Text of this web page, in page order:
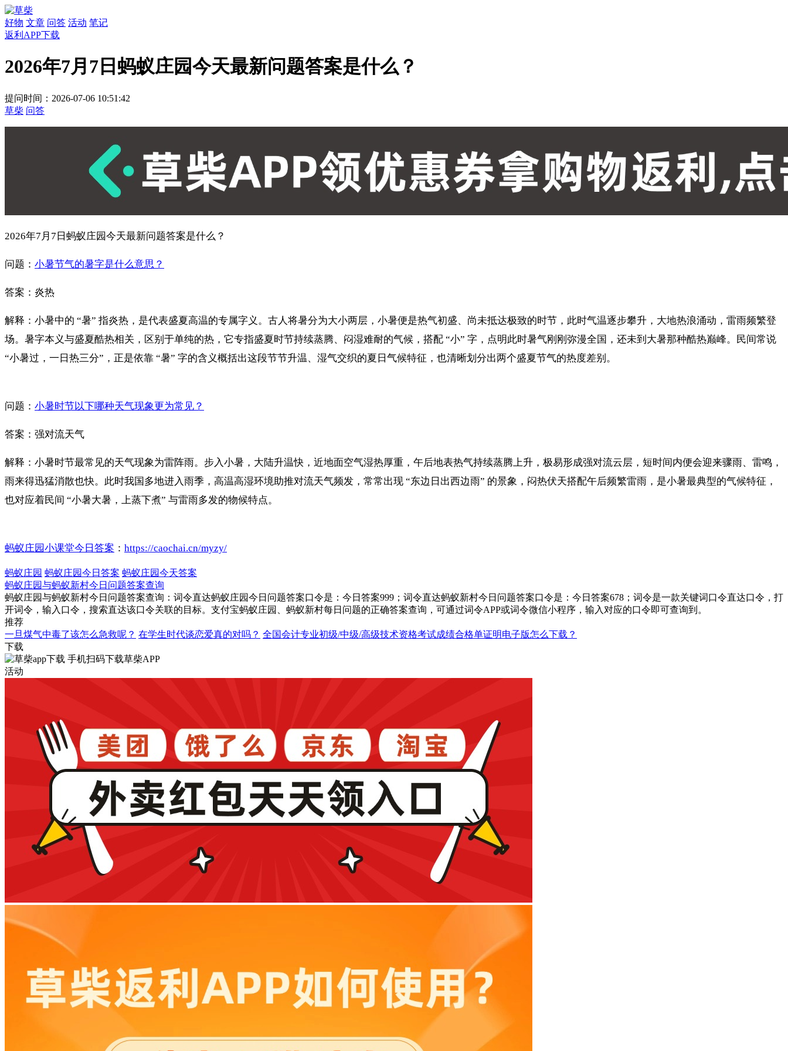
好物 文章 问答 活动 笔记
返利APP下载
2026年7月7日蚂蚁庄园今天最新问题答案是什么？
提问时间：2026-07-06 10:51:42
草柴 问答
2026年7月7日蚂蚁庄园今天最新问题答案是什么？
问题： 小暑节气的暑字是什么意思？
答案：炎热
解释：小暑中的 “暑” 指炎热，是代表盛夏高温的专属字义。古人将暑分为大小两层，小暑便是热气初盛、尚未抵达极致的时节，此时气温逐步攀升，大地热浪涌动，雷雨频繁登
场。暑字本义与盛夏酷热相关，区别于单纯的热，它专指盛夏时节持续蒸腾、闷湿难耐的气候，搭配 “小” 字，点明此时暑气刚刚弥漫全国，还未到大暑那种酷热巅峰。民间常说
“小暑过，一日热三分”，正是依靠 “暑” 字的含义概括出这段节节升温、湿气交织的夏日气候特征，也清晰划分出两个盛夏节气的热度差别。
问题： 小暑时节以下哪种天气现象更为常见？
答案：强对流天气
解释：小暑时节最常见的天气现象为雷阵雨。步入小暑，大陆升温快，近地面空气湿热厚重，午后地表热气持续蒸腾上升，极易形成强对流云层，短时间内便会迎来骤雨、雷鸣，
雨来得迅猛消散也快。此时我国多地进入雨季，高温高湿环境助推对流天气频发，常常出现 “东边日出西边雨” 的景象，闷热伏天搭配午后频繁雷雨，是小暑最典型的气候特征，
也对应着民间 “小暑大暑，上蒸下煮” 与雷雨多发的物候特点。
蚂蚁庄园小课堂今日答案 ： https://caochai.cn/myzy/
蚂蚁庄园 蚂蚁庄园今日答案 蚂蚁庄园今天答案
蚂蚁庄园与蚂蚁新村今日问题答案查询
蚂蚁庄园与蚂蚁新村今日问题答案查询：词令直达蚂蚁庄园今日问题答案口令是：今日答案999；词令直达蚂蚁新村今日问题答案口令是：今日答案678；词令是一款关键词口令直达口令，打
开词令，输入口令，搜索直达该口令关联的目标。支付宝蚂蚁庄园、蚂蚁新村每日问题的正确答案查询，可通过词令APP或词令微信小程序，输入对应的口令即可查询到。
推荐
一旦煤气中毒了该怎么急救呢？ 在学生时代谈恋爱真的对吗？ 全国会计专业初级/中级/高级技术资格考试成绩合格单证明电子版怎么下载？
下载
手机扫码下载草柴APP
活动